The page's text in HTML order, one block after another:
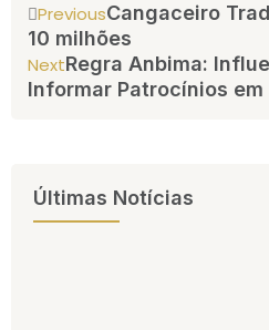
PreviousCangaceiro
10 milhões
NextRegra Anbima:
Informar Patrocínios
Últimas Notícias